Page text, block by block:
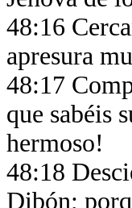
48:16
apresura
48:17
que sabéis
hermoso!
48:18
Dibón;